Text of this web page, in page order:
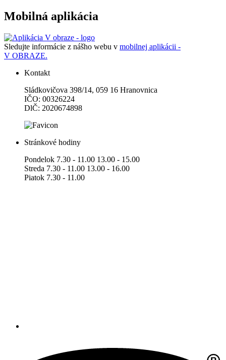
Mobilná aplikácia
Sledujte informácie z nášho webu v mobilnej aplikácii -
V OBRAZE.
Kontakt
Sládkovičova 398/14, 059 16 Hranovnica
IČO: 00326224
DlČ: 2020674898
Stránkové hodiny
Pondelok 7.30 - 11.00 13.00 - 15.00
Streda 7.30 - 11.00 13.00 - 16.00
Piatok 7.30 - 11.00